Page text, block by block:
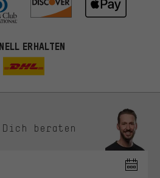
ERHALTEN
Dich beraten
Werbung, genauer passende
Cookies helfen uns, Deine Interessen